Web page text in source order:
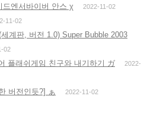
엔서바이버 안스 χ 2022-11-02
11-02
계판, 버전 1.0) Super Bubble 2003
02
플래쉬게임 친구와 내기하기 ガ
2022-
버전인듯?] ぁ 2022-11-02